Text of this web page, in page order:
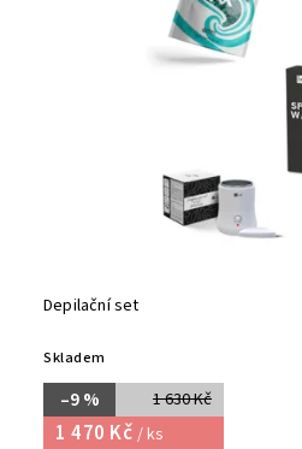
Depilační set
Skladem
1 630 Kč
–9 %
1 470 Kč / ks